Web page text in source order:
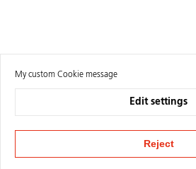
My custom Cookie message
Edit settings
Reject